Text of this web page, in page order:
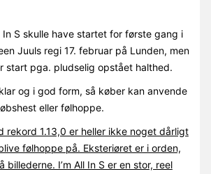
In S skulle have startet for første gang i
Juuls regi 17. februar på Lunden, men
start pga. pludselig opstået halthed.
og i god form, så køber kan anvende
eller følhoppe.
rekord 1.13,0 er heller ikke noget dårligt
følhoppe på. Eksteriøret er i orden,
billederne. I’m All In S er en stor, reel